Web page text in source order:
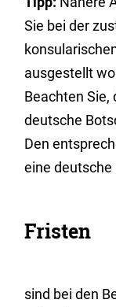
Sie bei der
ausgestellt
Beachten Sie,
deutsche
Den
eine
Fristen
sind bei den